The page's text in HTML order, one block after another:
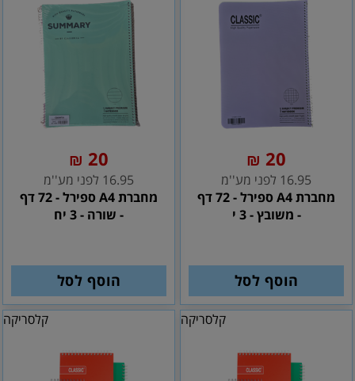
20
₪
16.95 לפני מע''מ
מחברת A4 ספירל - 72 דף
- משובץ - 3 י
הוסף לסל
20
₪
16.95 לפני מע''מ
מחברת A4 ספירל - 72 דף
- שורה - 3 יח
הוסף לסל
קלסריקה קלסריקה